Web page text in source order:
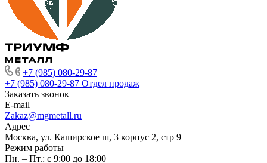
+7 (985) 080-29-87
+7 (985) 080-29-87 Отдел продаж
Заказать звонок
E-mail
Zakaz@mgmetall.ru
Адрес
Москва, ул. Каширское ш, 3 корпус 2, стр 9
Режим работы
Пн. – Пт.: с 9:00 до 18:00